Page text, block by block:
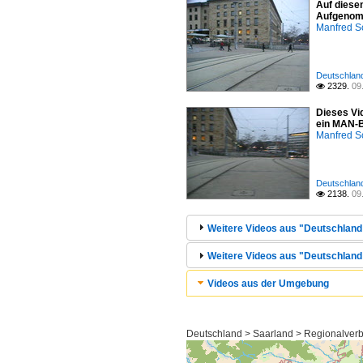
Auf
Manfred
 2329.
Dieses
ein MAN-
Manfred
 2138.
Weitere Videos aus
Weitere Videos aus
Videos aus der Umgebung
Deutschland > Saarland >